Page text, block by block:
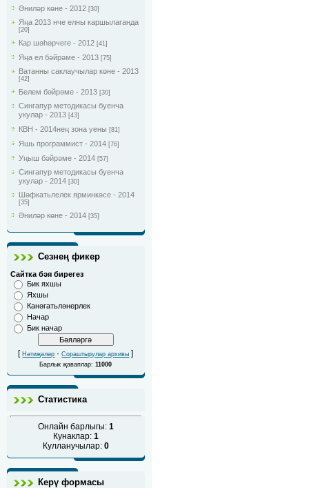
Әниләр көне - 2012 [30]
Яңа 2013 нче елны каршылаганда
[20]
Кар шәһәрчеге - 2012 [41]
Яңа ел бәйрәме - 2013 [75]
Ватанны саклаучылар көне - 2013
[42]
Белем бәйрәме - 2013 [30]
Сингапур методикасы буенча
укулар - 2013 [43]
КВН - 2014нең зона уены [81]
Яшь программист - 2014 [76]
Уңыш бәйрәме - 2014 [57]
Сингапур методикасы буенча
укулар - 2014 [30]
Шәфкатьлелек ярминкәсе - 2014
[35]
Әниләр көне - 2014 [35]
Сезнең фикер
Сайтка бәя бирегез
Бик яхшы
Яхшы
Канәгатьләнерлек
Начар
Бик начар
[Нәтиҗәләр ·Сораштырулар архивы ]
Барлык җаваплар:11000
Статистика
Онлайн барлыгы: 1
Кунаклар: 1
Кулланучылар: 0
Керү формасы